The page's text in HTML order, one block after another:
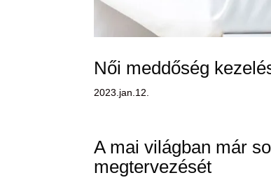
Női meddőség
2023.jan.12.
A mai világban már
megtervezését